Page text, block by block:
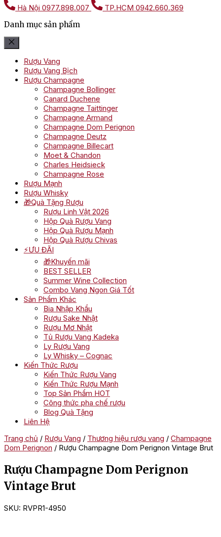
Hà Nội 0977.898.007 TP.HCM 0942.660.369
Danh mục sản phẩm
Rượu Vang
Rượu Vang Bịch
Rượu Champagne
Champagne Bollinger
Canard Duchene
Champagne Taittinger
Champagne Armand
Champagne Dom Perignon
Champagne Deutz
Champagne Billecart
Moet & Chandon
Charles Heidsieck
Champagne Rose
Rượu Mạnh
Rượu Whisky
🎁Quà Tặng Rượu
Rượu Linh Vật 2026
Hộp Quà Rượu Vang
Hộp Quà Rượu Mạnh
Hộp Quà Rượu Chivas
⚡ƯU ĐÃI
🎁Khuyến mãi
BEST SELLER
Summer Wine Collection
Combo Vang Ngon Giá Tốt
Sản Phẩm Khác
Bia Nhập Khẩu
Rượu Sake Nhật
Rượu Mơ Nhật
Tủ Rượu Vang Kadeka
Ly Rượu Vang
Ly Whisky – Cognac
Kiến Thức Rượu
Kiến Thức Rượu Vang
Kiến Thức Rượu Mạnh
Top Sản Phẩm HOT
Công thức pha chế rượu
Blog Quà Tặng
Liên Hệ
Trang chủ / Rượu Vang / Thương hiệu rượu vang / Champagne
Dom Perignon / Rượu Champagne Dom Perignon Vintage Brut
Rượu Champagne Dom Perignon
Vintage Brut
SKU: RVPR1-4950